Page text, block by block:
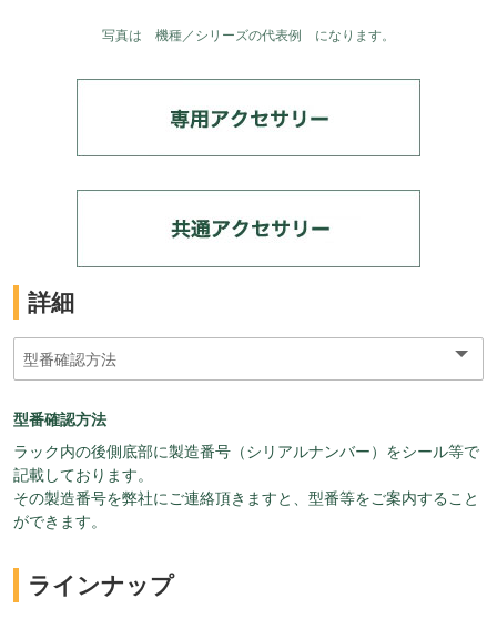
写真は 機種／シリーズの代表例 になります。
詳細
型番確認方法
ラック内の後側底部に製造番号（シリアルナンバー）をシール等で
記載しております。
その製造番号を弊社にご連絡頂きますと、型番等をご案内すること
ができます。
ラインナップ